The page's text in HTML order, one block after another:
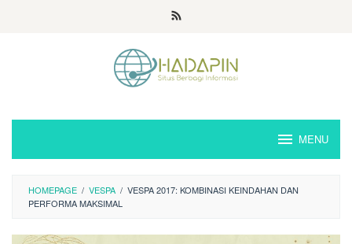
MENU
HOMEPAGE / VESPA / VESPA 2017: KOMBINASI KEINDAHAN DAN
PERFORMA MAKSIMAL